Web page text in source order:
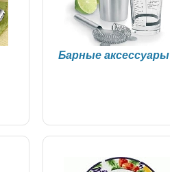
Барные аксессуары